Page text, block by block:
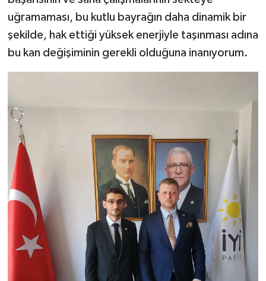
uğramaması, bu kutlu bayrağın daha dinamik bir
şekilde, hak ettiği yüksek enerjiyle taşınması adına
bu kan değişiminin gerekli olduğuna inanıyorum.